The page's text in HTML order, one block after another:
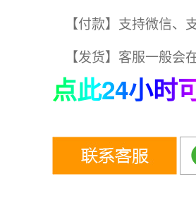
【付款】支持微信
【发货】客服一般会
点此24小时